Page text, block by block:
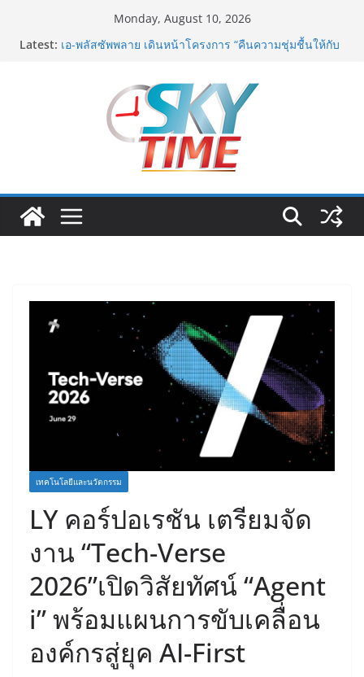
Monday, August 10, 2026
Latest: เอ-พลัสซัพพลาย เดินหน้าโครงการ “คืนความชุ่มชื้นให้กับ
ภัยทั่วทุกพื้นที่
รฟท. เปิดเวทีรับฟังความคิดเห็นประชาชน ครั้งที่ 2
โครงการรถไฟฟ้าสายสีแดงเข้ม “วงเวียนใหญ่–มหาชัย”
เดินหน้าพัฒนาโครงการบนพื้นฐานข้อเท็จจริงและการมี
“เอกนิติ” เตือนบริษัทมหาชนที่ค้างชำระค่าบริการวิชาชีพ
ต้องเปิดเผยข้อมูลทางบัญชีอย่างถูกต้อง ระวังการนำส่งงบ
การเงินต่อ ก.ล.ต. โดยไม่แสดงภาระหนี้ตามข้อเท็จจริง
อาจเข้าข่ายรายงานข้อมูลอันเป็นเท็จ
พิตบลู ศิษย์ทรายทอง กำปั้นดาวรุ่งวัย 15 ปีตัวแทน
มวยไทย SUPER CHAMP
ภารกิจตำรวจจราจรโครงการพระราชดำริ นำส่งอวัยวะ
หัวใจ ดวงที่ 184 สำเร็จลุล่วง ณ รพ.ศิริราช
เทคโนโลยีและนวัตกรรม
LY คอร์ปอเรชัน เตรียมจัด
งาน “Tech-Verse
2026”เปิดวิสัยทัศน์ “Agent
i” พร้อมแผนการขับเคลื่อน
องค์กรสู่ยุค AI-First